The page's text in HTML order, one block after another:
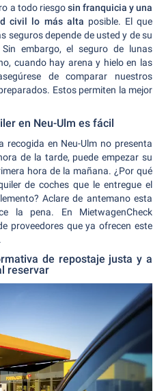
a todo riesgosin franquicia y una
civil lo más alta posible. El que
seguros depende de usted y de su
embargo, el seguro de lunas
cuando hay arena y hielo en las
de comparar nuestros
Estos permiten la mejor
en Neu-Ulm es fácil
recogida en Neu-Ulm no presenta
de la tarde, puede empezar su
hora de la mañana. ¿Por qué
de coches que le entregue el
Aclare de antemano esta
la pena. En MietwagenCheck
proveedores que ya ofrecen este
de repostaje justa y a
reservar